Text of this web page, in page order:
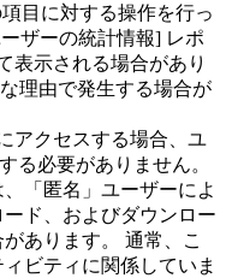
目に対する操作を行っ
ザーの統計情報] レポ
表示される場合があり
理由で発生する場合が
アクセスする場合、ユ
る必要がありません。
「匿名」ユーザーによ
ド、およびダウンロー
あります。 通常、こ
ビティに関係していま